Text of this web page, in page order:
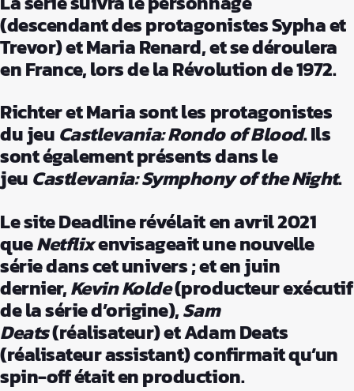
(descendant des protagonistes Sypha et
Trevor) et Maria Renard, et se déroulera
en France, lors de la Révolution de 1972.
Richter et Maria sont les protagonistes
du jeu Castlevania: Rondo of Blood. Ils
sont également présents dans le
jeu Castlevania: Symphony of the Night.
Le site Deadline révélait en avril 2021
queNetflixenvisageait une nouvelle
série dans cet univers ; et en juin
dernier,Kevin Kolde(producteur exécutif
de la série d’origine),Sam
Deats(réalisateur) et Adam Deats
(réalisateur assistant) confirmait qu’un
spin-off était en production.